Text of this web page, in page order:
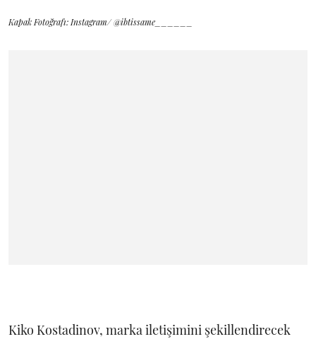
Kapak Fotoğrafı: Instagram/ @ibtissame______
Kiko Kostadinov, marka iletişimini şekillendirecek